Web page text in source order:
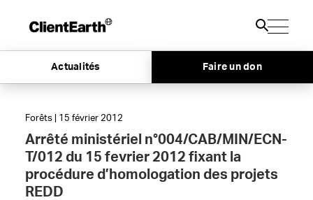
Actualités Faire un don
Forêts | 15 février 2012
Arrêté ministériel n°004/CAB/MIN/ECN-
T/012 du 15 fevrier 2012 fixant la
procédure d’homologation des projets
REDD